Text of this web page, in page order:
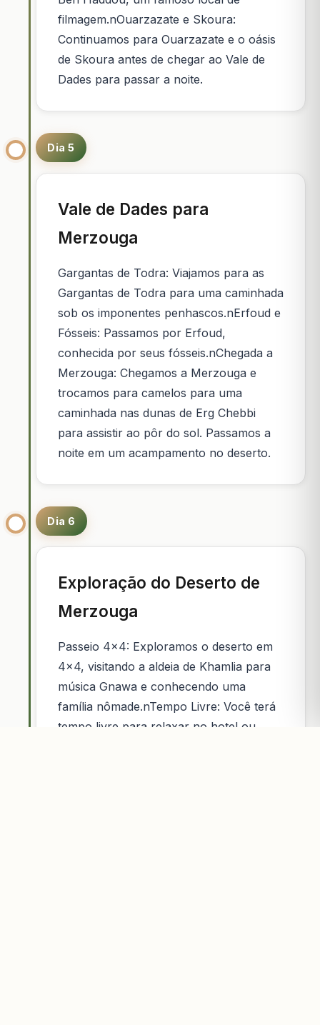
filmagem.nOuarzazate e Skoura:
Continuamos para Ouarzazate e o oásis
de Skoura antes de chegar ao Vale de
Dades para passar a noite.
Dia 5
Vale de Dades para
Merzouga
Gargantas de Todra: Viajamos para as
Gargantas de Todra para uma caminhada
sob os imponentes penhascos.nErfoud e
Fósseis: Passamos por Erfoud,
conhecida por seus fósseis.nChegada a
Merzouga: Chegamos a Merzouga e
trocamos para camelos para uma
caminhada nas dunas de Erg Chebbi
para assistir ao pôr do sol. Passamos a
noite em um acampamento no deserto.
Dia 6
Exploração do Deserto de
Merzouga
Passeio 4x4: Exploramos o deserto em
4x4, visitando a aldeia de Khamlia para
música Gnawa e conhecendo uma
família nômade.nTempo Livre: Você terá
tempo livre para relaxar no hotel ou